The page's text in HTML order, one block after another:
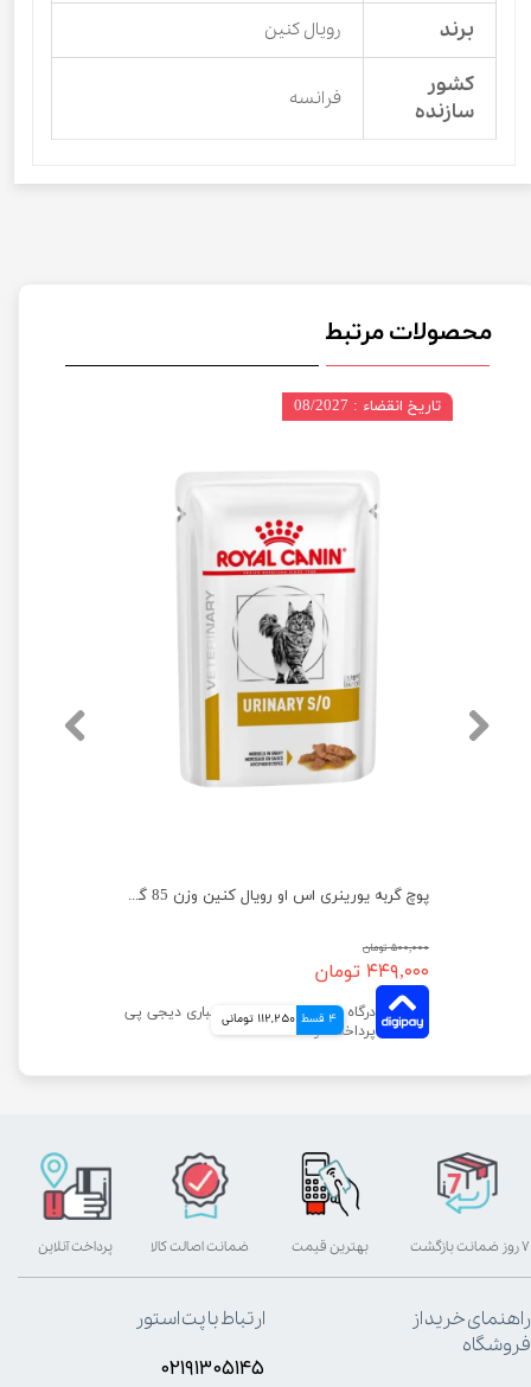
برند رویال کنین
کشور
سازنده
فرانسه
محصولات مرتبط
پوچ گربه یورینری اس او رویال کنین وزن 85 گرم
۵۰۰,۰۰۰ تومان
۴۴۹,۰۰۰ تومان
4 قسط 112,250 تومانی
تاریخ انقضاء : 08/2027
بهترین قیمت پرداخت آنلاین ۷ روز ضمانت بازگشت ضمانت اصالت کالا
راهنمای خرید از
فروشگاه
ارتباط با پت استور
۰۲۱۹۱۳۰۵۱۴۵